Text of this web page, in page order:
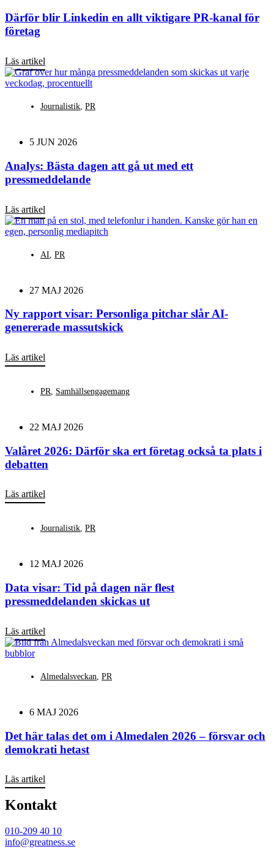
Därför blir Linkedin en allt viktigare PR-kanal för
företag
Läs artikel
Journalistik, PR
5 JUN 2026
Analys: Bästa dagen att gå ut med ett
pressmeddelande
Läs artikel
AI PR
27 MAJ 2026
Ny rapport visar: Personliga pitchar slår AI-
genererade massutskick
Läs artikel
PR Samhällsengagemang
22 MAJ 2026
Valåret 2026: Därför ska ert företag också ta plats i
debatten
Läs artikel
Journalistik, PR
12 MAJ 2026
Data visar: Tid på dagen när flest
pressmeddelanden skickas ut
Läs artikel
Almedalsveckan PR
6 MAJ 2026
Det här talas det om i Almedalen 2026 – försvar och
demokrati hetast
Läs artikel
Kontakt
010-209 40 10
info@greatness.se